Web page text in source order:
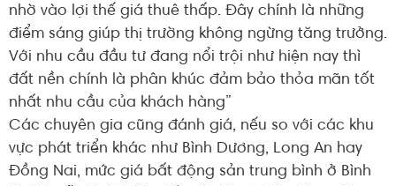
nhờ vào lợi thế giá thuê thấp. Đây chính là những
điểm sáng giúp thị trường không ngừng tăng trưởng.
Với nhu cầu đầu tư đang nổi trội như hiện nay thì
đất nền chính là phân khúc đảm bảo thỏa mãn tốt
nhất nhu cầu của khách hàng”
Các chuyên gia cũng đánh giá, nếu so với các khu
vực phát triển khác như Bình Dương, Long An hay
Đồng Nai, mức giá bất động sản trung bình ở Bình